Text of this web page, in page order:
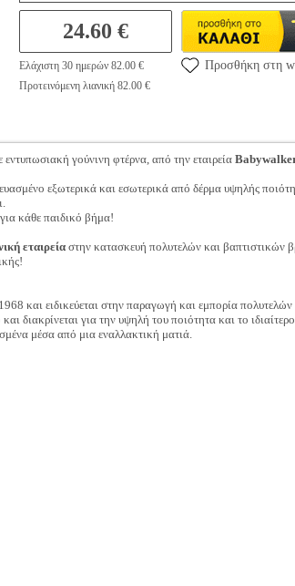
24.60 €
Ελάχιστη 30 ημερών 82.00 €
Προτεινόμενη λιανική 82.00 €
Προσθήκη στη
γούνινη φτέρνα, από την εταιρεία
εξωτερικά και εσωτερικά από δέρμα υψηλής
κάθε παιδικό βήμα!
εταιρεία στην κατασκευή πολυτελών και βαπτιστικών
και ειδικεύεται στην παραγωγή και εμπορία
διακρίνεται για την υψηλή του ποιότητα και το
μέσα από μια εναλλακτική ματιά.